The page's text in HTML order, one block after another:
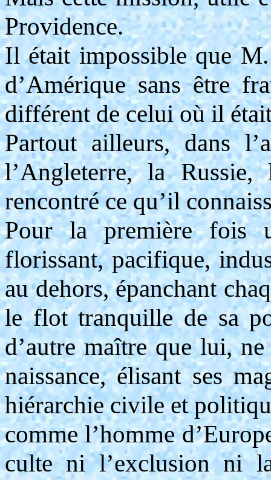
Providence.
Il était impossible que
d’Amérique sans être
différent de celui où il
Partout ailleurs, dans
l’Angleterre, la
rencontré ce qu’il
Pour la première fois
florissant, pacifique,
au dehors, épanchant
le flot tranquille de sa
d’autre maître que lui,
naissance, élisant ses
hiérarchie civile et
comme l’homme
culte ni l’exclusion ni